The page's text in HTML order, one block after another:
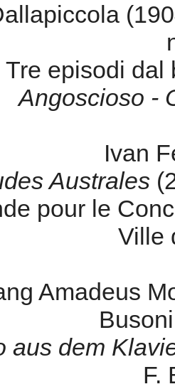
Tre episodi
Angoscioso -
Ivan
Australes
pour le
Ville
Amadeus
aus dem
F.